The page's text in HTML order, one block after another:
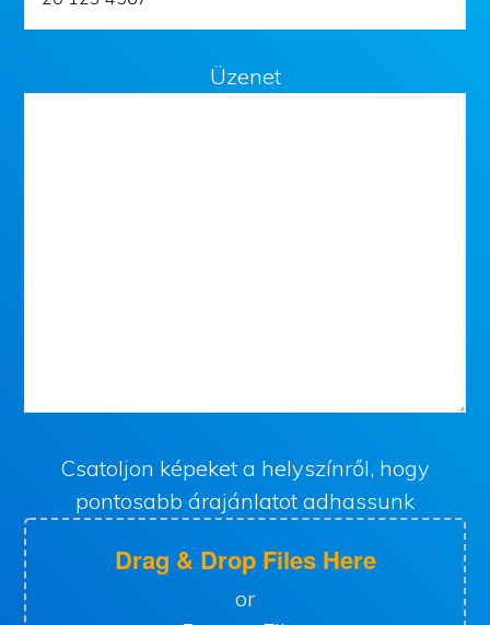
Üzenet
Csatoljon képeket a helyszínről, hogy
pontosabb árajánlatot adhassunk
Drag & Drop Files Here
or